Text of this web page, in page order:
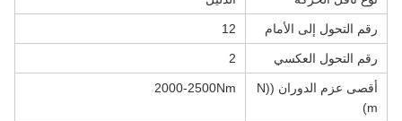
رقم التحول إلى الأمام 12
رقم التحول العكسي 2
أقصى عزم الدوران ((N
m)
2000-2500Nm